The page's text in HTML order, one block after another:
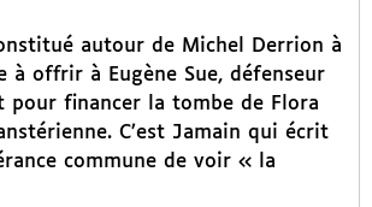
autour de Michel Derrion à
offrir à Eugène Sue, défenseur
pour financer la tombe de Flora
C’est Jamain qui écrit
commune de voir « la